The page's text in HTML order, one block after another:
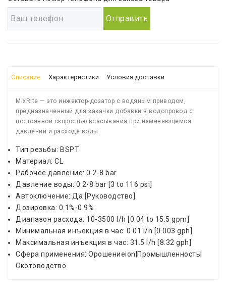
Отправить
Описание Характеристики Условия доставки
MixRite — это инжектор-дозатор с водяным приводом,
предназначенный для закачки добавки в водопровод с
постоянной скоростью всасывания при изменяющемся
давлении и расходе воды.
Тип резьбы: BSPT
Материал: CL
Рабочее давление: ‎0.2-8 bar
Давление воды: ‎0.2-8 bar [3 to 116 psi]
Автоключение: Да [Руководство]
Дозировка: ‎0.1%-0.9%
Диапазон расхода: ‎10-3500 l/h [0.04 to 15.5 gpm]
Минимальная инъекция в час: 0.01 l/h [0.003 gph]
Максимальная инъекция в час: 31.5 l/h [8.32 gph]
Сфера применения: Орошениеion|Промышленность|
Скотоводство